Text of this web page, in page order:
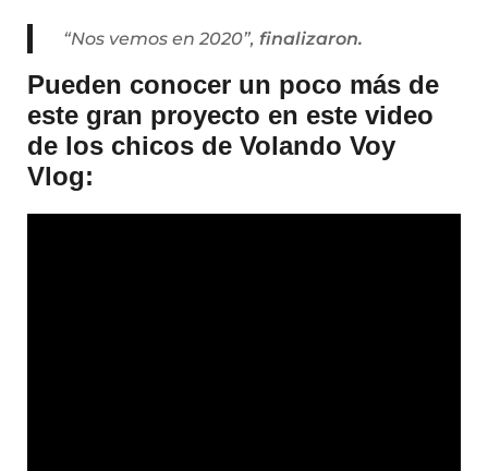
“Nos vemos en 2020”, finalizaron.
Pueden conocer un poco más de
este gran proyecto en este video
de los chicos de Volando Voy
Vlog: